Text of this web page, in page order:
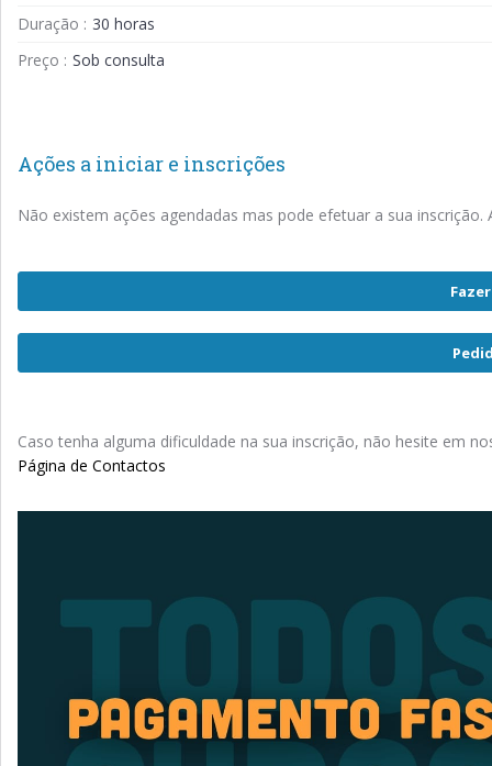
Duração : 30 horas
Preço : Sob consulta
Ações a iniciar e inscrições
Não existem ações agendadas mas pode efetuar a sua
Caso tenha alguma dificuldade na sua inscrição, não hesite em
Página de Contactos